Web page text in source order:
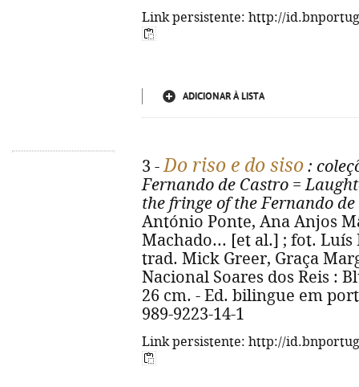
Link persistente: http://
ADICIONAR À LISTA
3 -Do riso e do siso :
Fernando de Castro =
the fringe of the Fernando
António Ponte, Ana Anjos
Machado... [et al.] ; fot.
trad. Mick Greer, Graça
Nacional Soares dos Reis :
26 cm. - Ed. bilingue em
989-9223-14-1
Link persistente: http://